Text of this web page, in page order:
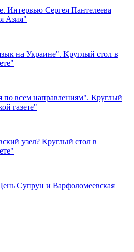
Интервью Сергея Пантелеева
Азия"
на Украине". Круглый стол в
по всем направлениям". Круглый
газете"
узел? Круглый стол в
Супрун и Варфоломеевская